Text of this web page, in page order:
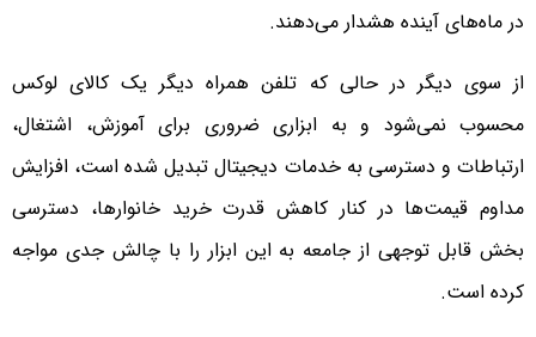
در ماه‌های آینده هشدار می‌دهند.
از سوی دیگر در حالی که تلفن همراه دیگر یک کالای لوکس
محسوب نمی‌شود و به ابزاری ضروری برای آموزش، اشتغال،
ارتباطات و دسترسی به خدمات دیجیتال تبدیل شده است، افزایش
مداوم قیمت‌ها در کنار کاهش قدرت خرید خانوارها، دسترسی
بخش قابل توجهی از جامعه به این ابزار را با چالش جدی مواجه
کرده است.